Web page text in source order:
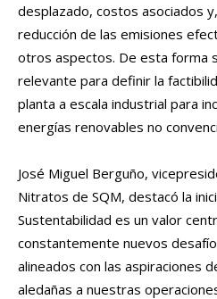
desplazado, costos asociados
reducción de las emisiones
otros aspectos. De esta forma
relevante para definir la
planta a escala industrial para
energías renovables no
José Miguel Berguño,
Nitratos de SQM, destacó la
Sustentabilidad es un valor
constantemente nuevos
alineados con las aspiraciones
aledañas a nuestras